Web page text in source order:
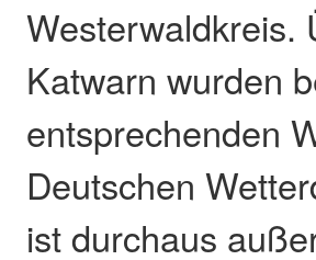
Westerwaldkreis.
Katwarn wurden
entsprechenden
Deutschen
ist durchaus